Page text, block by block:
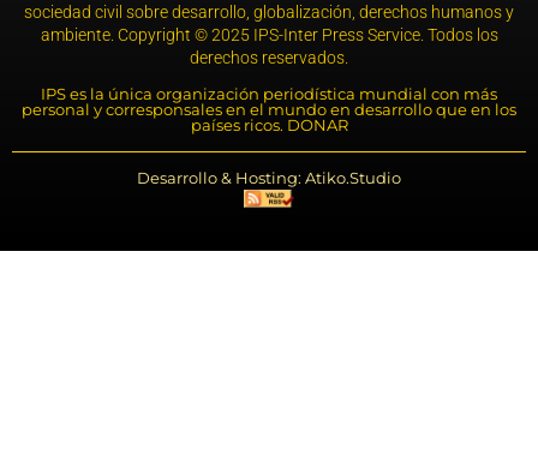
sociedad civil sobre desarrollo, globalización, derechos humanos y
ambiente. Copyright © 2025 IPS-Inter Press Service. Todos los
derechos reservados.
IPS es la única organización periodística mundial con más
personal y corresponsales en el mundo en desarrollo que en los
países ricos. DONAR
Desarrollo & Hosting: Atiko.Studio